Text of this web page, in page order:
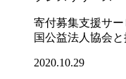
寄付募集支援サー
国公益法人協会
2020.10.29